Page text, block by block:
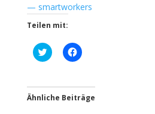
— smartworkers
Teilen mit:
K
l
,
u
K
l
,
u
Ähnliche Beiträge